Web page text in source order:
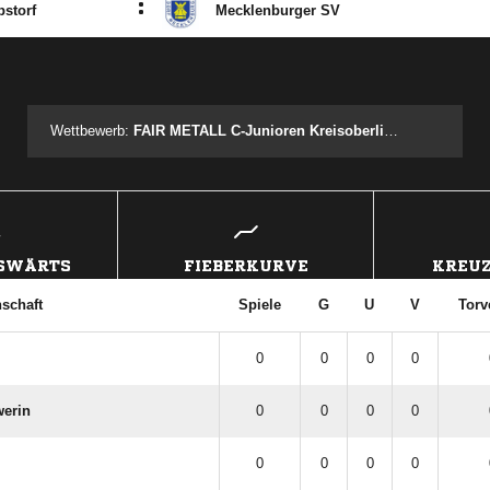
: Mecklenburger SV
Wettbewerb: FAIR METALL C-Junioren Kreisoberliga St.I
FIEBERKURVE
Spiele G U V
0 0 0 0
0 0 0 0
0 0 0 0